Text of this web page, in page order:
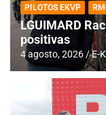
PILOTOS EKVP
LGUIMARD
positivas
4 agosto, 2026 E-